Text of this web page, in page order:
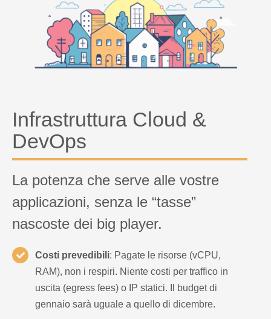
Infrastruttura Cloud &
DevOps
La potenza che serve alle vostre
applicazioni, senza le “tasse”
nascoste dei big player.
Costi prevedibili: Pagate le risorse (vCPU,
RAM), non i respiri. Niente costi per traffico in
uscita (egress fees) o IP statici. Il budget di
gennaio sarà uguale a quello di dicembre.